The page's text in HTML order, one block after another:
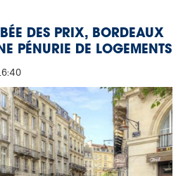
DES PRIX, BORDEAUX
PÉNURIE DE LOGEMENTS